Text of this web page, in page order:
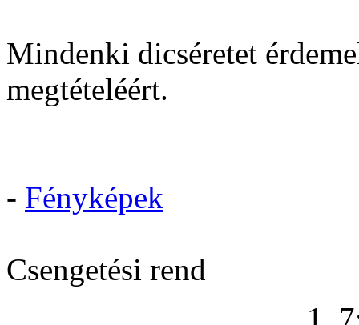
Mindenki dicséretet
megtételéért.
- Fényképek
Csengetési rend